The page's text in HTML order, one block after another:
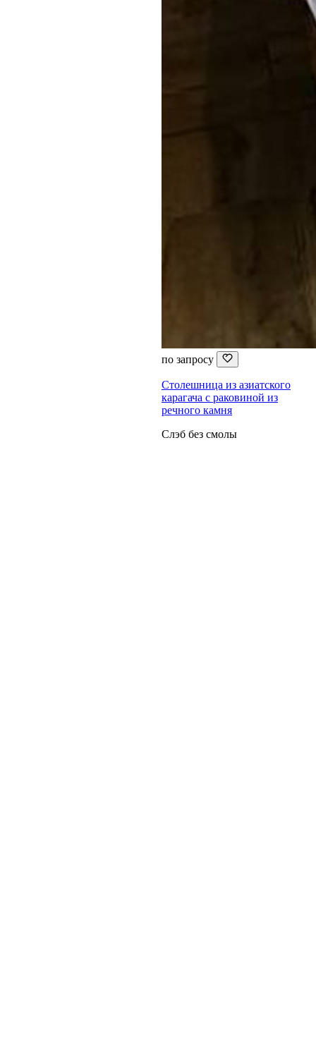
по запросу
Столешница из азиатского
карагача с раковиной из
речного камня
Слэб без смолы